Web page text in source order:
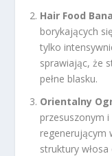
Hair Food
borykających
tylko
sprawiając, że
pełne blasku.
Orientalny
przesuszonym
regenerującym
struktury